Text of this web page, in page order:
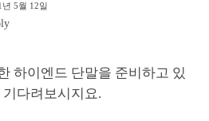
년 5월 12일
하이엔드 단말을 준비하고 있
다려보시지요.